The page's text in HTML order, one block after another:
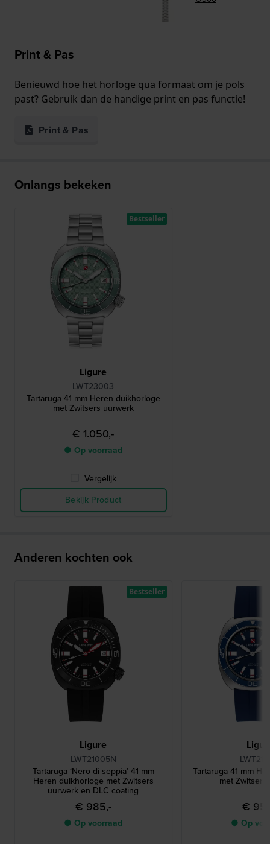
Print & Pas
Benieuwd hoe het horloge qua formaat om je pols
past? Gebruik dan de handige print en pas functie!
Print & Pas
Onlangs bekeken
Ligure
LWT23003
Tartaruga 41 mm Heren duikhorloge
met Zwitsers uurwerk
€ 1.050,-
● Op voorraad
Vergelijk
Bekijk Product
Bestseller
Anderen kochten ook
Ligure
LWT21005N
Tartaruga ‘Nero di seppia’ 41 mm
Heren duikhorloge met Zwitsers
uurwerk en DLC coating
€ 985,-
● Op voorraad
Bestseller
Tartaruga 41 mm
met
€
● Op